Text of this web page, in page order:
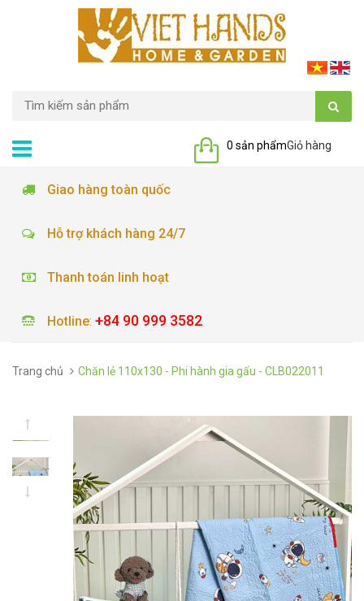
Giỏ hàng
0 sản phẩm
Giao hàng toàn quốc
Hỗ trợ khách hàng 24/7
Thanh toán linh hoạt
Hotline: +84 90 999 3582
Trang chủ Chăn lẻ 110x130 - Phi hành gia gấu - CLB022011